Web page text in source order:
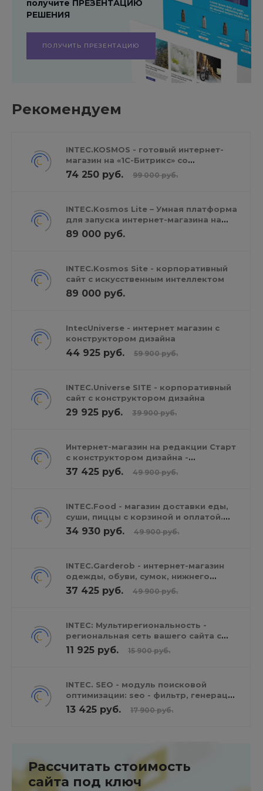
получите ПРЕЗЕНТАЦИЮ
РЕШЕНИЯ
ПОЛУЧИТЬ ПРЕЗЕНТАЦИЮ
Рекомендуем
INTEC.KOSMOS - готовый интернет-
магазин на «1С-Битрикс» со
встроенным искусственным
интеллектом
74 250 руб. 99 000 руб.
INTEC.Kosmos Lite – Умная платформа
для запуска интернет-магазина на
редакции «Старт»
89 000 руб.
INTEC.Kosmos Site - корпоративный
сайт с искусственным интеллектом
89 000 руб.
IntecUniverse - интернет магазин с
конструктором дизайна
44 925 руб. 59 900 руб.
INTEC.Universe SITE - корпоративный
сайт с конструктором дизайна
29 925 руб. 39 900 руб.
Интернет-магазин на редакции Старт
с конструктором дизайна -
IntecUniverse LITE
37 425 руб. 49 900 руб.
INTEC.Food - магазин доставки еды,
суши, пиццы с корзиной и оплатой.
Сайт для ресторанов и кафе
34 930 руб. 49 900 руб.
INTEC.Garderob - интернет-магазин
одежды, обуви, сумок, нижнего
белья и аксессуаров
37 425 руб. 49 900 руб.
INTEC: Мультирегиональность -
региональная сеть вашего сайта с
продвижением в поисковиках
11 925 руб. 15 900 руб.
INTEC. SEO - модуль поисковой
оптимизации: seo - фильтр, генерация
сео - текстов, H1, мета-тегов
13 425 руб. 17 900 руб.
Рассчитать стоимость
сайта под ключ